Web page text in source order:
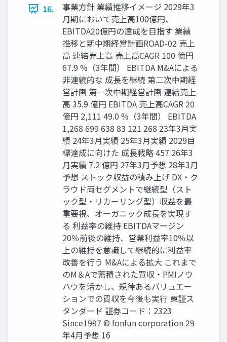
16.
事業方針 業績推移イメージ 2029年3
月期において売上高100億円、
EBITDA20億円の達成を目指す 業績
推移と新中期経営計画ROAD-02 売上
高 連結売上高 売上高CAGR 100 億円
67.9 %（3年間） EBITDA M&Aによる
非連続的な 成長を継続 第二次中期経
営計画 第一次中期経営計画 連結売上
高 35.9 億円 EBITDA 売上高CAGR 20
億円 2,111 49.0 %（3年間） EBITDA
1,268 699 638 83 121 268 23年3月実
績 24年3月実績 25年3月実績 2029目
標達成に向けた 成長戦略 457 26年3
月実績 7.2 億円 27年3月予想 28年3月
予想 ストック収益の積み上げ DX・ク
ラウド両セグメントで継続型（スト
ック型・リカーリング型）収益を最
重要視、オーガニック成長を実現す
る 利益率の維持 EBITDAマージン
20％前後の維持、営業利益率10％以
上の維持を意識して継続的に利益率
改善を行う M&Aによる拡大 これまで
のM＆Aで蓄積された買収・PMIノウ
ハウを活かし、規律あるバリュエー
ションでの買収を今後も実行 東証ス
タンダード 証券コード：2323
Since1997 © fonfun corporation 29
年4月予想 16